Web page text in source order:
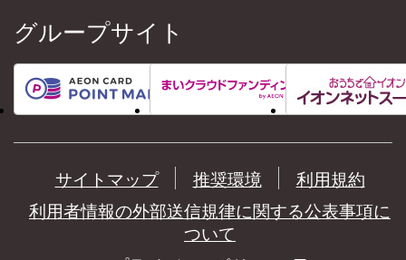
グループサイト
サイトマップ 推奨環境
利用規約
利用者情報の外部送信規律に関する公表事項に
ついて